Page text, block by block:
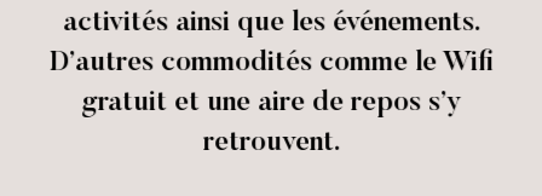
activités ainsi que les événements.
D’autres commodités comme le Wifi
gratuit et une aire de repos s’y
retrouvent.